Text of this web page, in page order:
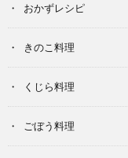
おかずレシピ
きのこ料理
くじら料理
ごぼう料理